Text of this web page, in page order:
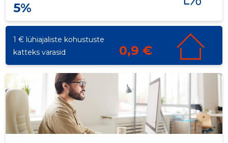
5%
1 € lühiajaliste kohustuste
katteks varasid
0,9 €